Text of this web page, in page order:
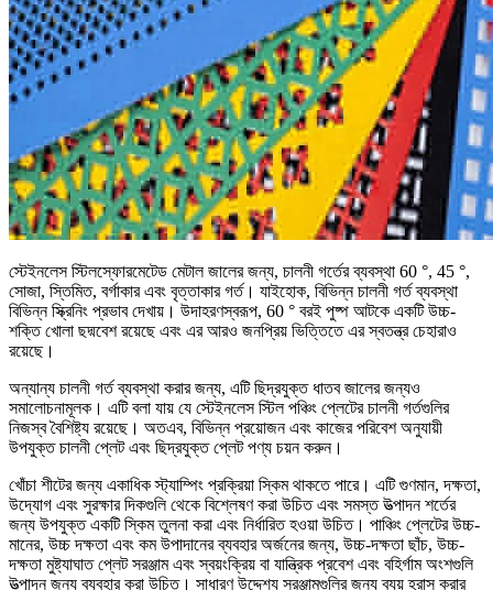
স্টেইনলেস স্টিলস্ফোরমেটেড মেটাল জালের জন্য, চালনী গর্তের ব্যবস্থা 60 °, 45 °,
সোজা, স্তিমিত, বর্গাকার এবং বৃত্তাকার গর্ত। যাইহোক, বিভিন্ন চালনী গর্ত ব্যবস্থা
বিভিন্ন স্ক্রিনিং প্রভাব দেখায়। উদাহরণস্বরূপ, 60 ° বরই পুষ্প আটকে একটি উচ্চ-
শক্তি খোলা ছদ্মবেশ রয়েছে এবং এর আরও জনপ্রিয় ভিত্তিতে এর স্বতন্ত্র চেহারাও
রয়েছে।
অন্যান্য চালনী গর্ত ব্যবস্থা করার জন্য, এটি ছিদ্রযুক্ত ধাতব জালের জন্যও
সমালোচনামূলক। এটি বলা যায় যে স্টেইনলেস স্টিল পঞ্চিং প্লেটের চালনী গর্তগুলির
নিজস্ব বৈশিষ্ট্য রয়েছে। অতএব, বিভিন্ন প্রয়োজন এবং কাজের পরিবেশ অনুযায়ী
উপযুক্ত চালনী প্লেট এবং ছিদ্রযুক্ত প্লেট পণ্য চয়ন করুন।
খোঁচা শীটের জন্য একাধিক স্ট্যাম্পিং প্রক্রিয়া স্কিম থাকতে পারে। এটি গুণমান, দক্ষতা,
উদ্যোগ এবং সুরক্ষার দিকগুলি থেকে বিশ্লেষণ করা উচিত এবং সমস্ত উত্পাদন শর্তের
জন্য উপযুক্ত একটি স্কিম তুলনা করা এবং নির্ধারিত হওয়া উচিত। পাঞ্চিং প্লেটের উচ্চ-
মানের, উচ্চ দক্ষতা এবং কম উপাদানের ব্যবহার অর্জনের জন্য, উচ্চ-দক্ষতা ছাঁচ, উচ্চ-
দক্ষতা মুষ্ট্যাঘাত প্লেট সরঞ্জাম এবং স্বয়ংক্রিয় বা যান্ত্রিক প্রবেশ এবং বহির্গাম অংশগুলি
উত্পাদন জন্য ব্যবহার করা উচিত। সাধারণ উদ্দেশ্য সরঞ্জামগুলির জন্য ব্যয় হ্রাস করার